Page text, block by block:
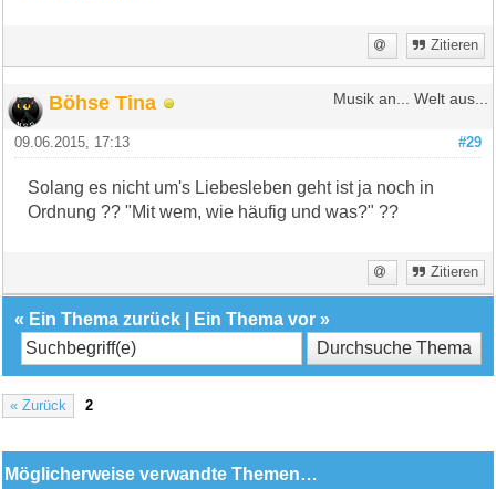
Zitieren
Böhse Tina Musik an... Welt aus...
#29
09.06.2015, 17:13
Solang es nicht um's Liebesleben geht ist ja noch in
Ordnung ?? "Mit wem, wie häufig und was?" ??
Zitieren
« Ein Thema zurück Ein Thema vor »
« Zurück 2
Möglicherweise verwandte Themen…